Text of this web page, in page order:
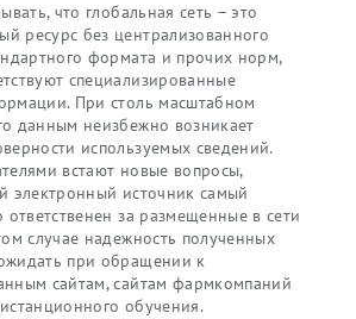
что глобальная сеть – это
ресурс без централизованного
формата и прочих норм,
специализированные
При столь масштабном
данным неизбежно возникает
используемых сведений.
встают новые вопросы,
электронный источник самый
за размещенные в сети
случае надежность полученных
при обращении к
сайтам, сайтам фармкомпаний
обучения.